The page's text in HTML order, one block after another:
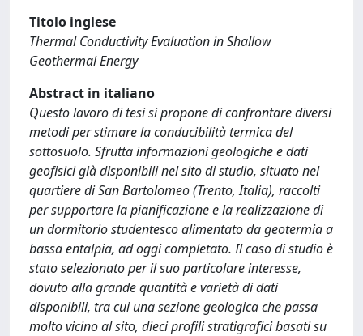
Titolo inglese
Thermal Conductivity Evaluation in Shallow
Geothermal Energy
Abstract in italiano
Questo lavoro di tesi si propone di confrontare diversi
metodi per stimare la conducibilità termica del
sottosuolo. Sfrutta informazioni geologiche e dati
geofisici già disponibili nel sito di studio, situato nel
quartiere di San Bartolomeo (Trento, Italia), raccolti
per supportare la pianificazione e la realizzazione di
un dormitorio studentesco alimentato da geotermia a
bassa entalpia, ad oggi completato. Il caso di studio è
stato selezionato per il suo particolare interesse,
dovuto alla grande quantità e varietà di dati
disponibili, tra cui una sezione geologica che passa
molto vicino al sito, dieci profili stratigrafici basati su